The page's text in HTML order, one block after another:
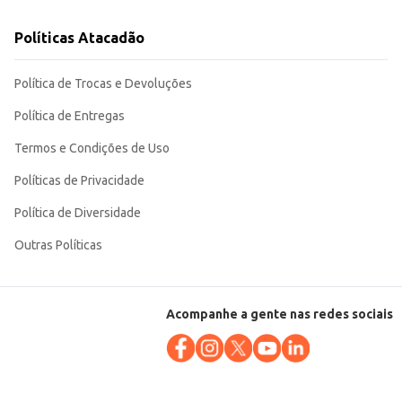
Políticas Atacadão
Política de Trocas e Devoluções
Política de Entregas
Termos e Condições de Uso
Políticas de Privacidade
Política de Diversidade
Outras Políticas
Acompanhe a gente nas redes sociais